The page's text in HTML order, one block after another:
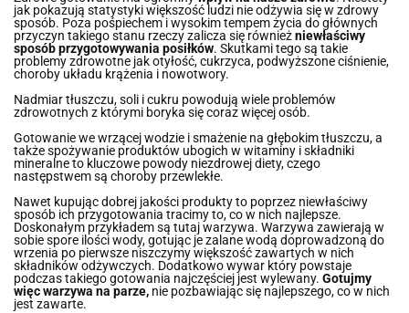
jak pokazują statystyki większość ludzi nie odżywia się w zdrowy
sposób. Poza pośpiechem i wysokim tempem życia do głównych
przyczyn takiego stanu rzeczy zalicza się równieżniewłaściwy
sposób przygotowywania posiłków. Skutkami tego są takie
problemy zdrowotne jak otyłość, cukrzyca, podwyższone ciśnienie,
choroby układu krążenia i nowotwory.
Nadmiar tłuszczu, soli i cukru powodują wiele problemów
zdrowotnych z którymi boryka się coraz więcej osób.
Gotowanie we wrzącej wodzie i smażenie na głębokim tłuszczu, a
także spożywanie produktów ubogich w witaminy i składniki
mineralne to kluczowe powody niezdrowej diety, czego
następstwem są choroby przewlekłe.
Nawet kupując dobrej jakości produkty to poprzez niewłaściwy
sposób ich przygotowania tracimy to, co w nich najlepsze.
Doskonałym przykładem są tutaj warzywa. Warzywa zawierają w
sobie spore ilości wody, gotując je zalane wodą doprowadzoną do
wrzenia po pierwsze niszczymy większość zawartych w nich
składników odżywczych. Dodatkowo wywar który powstaje
podczas takiego gotowania najczęściej jest wylewany. Gotujmy
więc warzywa na parze, nie pozbawiając się najlepszego, co w nich
jest zawarte.